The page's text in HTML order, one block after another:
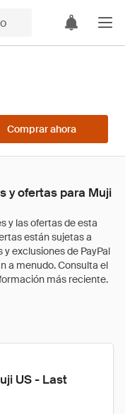
Comprar ahora
y ofertas para Muji
US - Last